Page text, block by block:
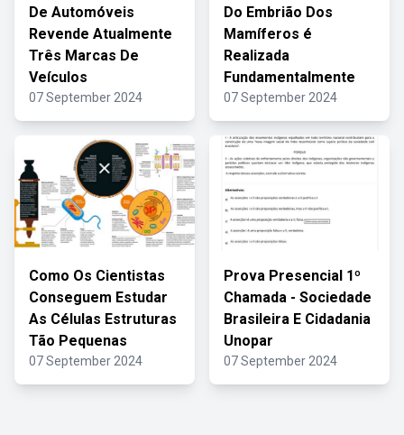
De Automóveis
Revende Atualmente
Três Marcas De
Veículos
07 September 2024
Do Embrião Dos
Mamíferos é
Realizada
Fundamentalmente
07 September 2024
Como Os Cientistas
Conseguem Estudar
As Células Estruturas
Tão Pequenas
07 September 2024
Prova Presencial 1º
Chamada - Sociedade
Brasileira E Cidadania
Unopar
07 September 2024